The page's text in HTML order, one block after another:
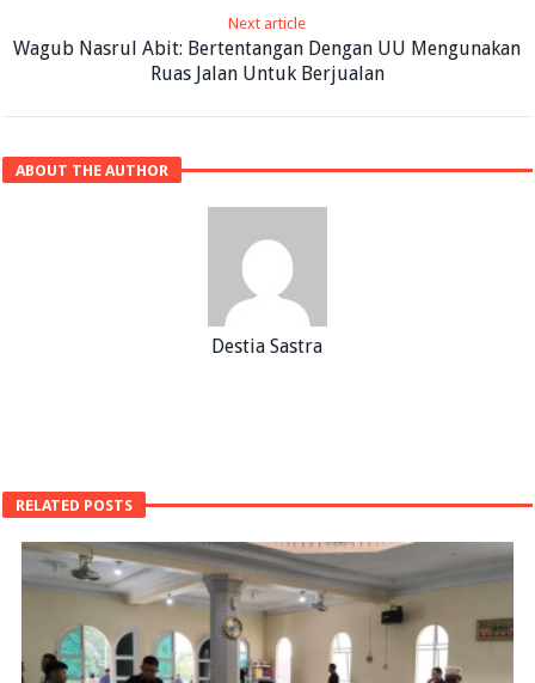
Next article
Wagub Nasrul Abit: Bertentangan Dengan UU Mengunakan
Ruas Jalan Untuk Berjualan
ABOUT THE AUTHOR
Destia Sastra
RELATED POSTS